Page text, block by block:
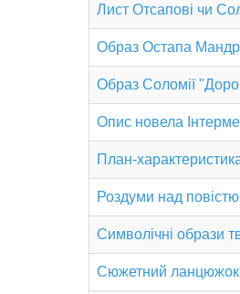
Лист Отсапові чи
Образ Остапа
Образ Соломії
Опис новела
План-
Роздуми над
Символічні образи
Сюжетний ланцюжок